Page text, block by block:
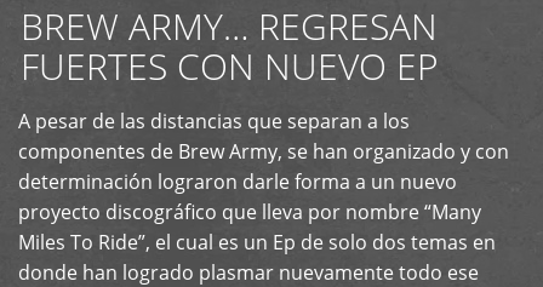
BREW ARMY… REGRESAN
FUERTES CON NUEVO EP
A pesar de las distancias que separan a los
componentes de Brew Army, se han organizado y con
determinación lograron darle forma a un nuevo
proyecto discográfico que lleva por nombre “Many
Miles To Ride”, el cual es un Ep de solo dos temas en
donde han logrado plasmar nuevamente todo ese
+